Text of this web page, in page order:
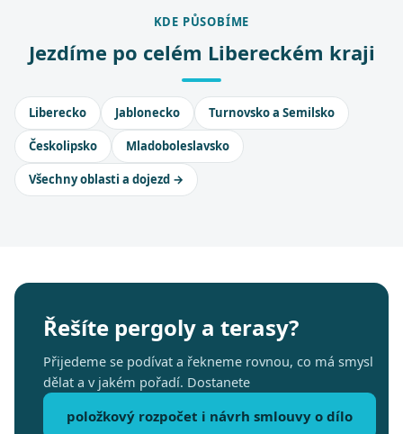
KDE PŮSOBÍME
Jezdíme po celém Libereckém kraji
Liberecko Jablonecko Turnovsko a Semilsko
Českolipsko Mladoboleslavsko
Všechny oblasti a dojezd →
Řešíte pergoly a terasy?
Přijedeme se podívat a řekneme rovnou, co má smysl
dělat a v jakém pořadí. Dostanete
položkový rozpočet i návrh smlouvy o dílo